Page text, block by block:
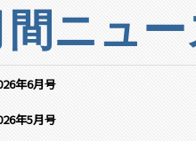
間ニュ
年6月号
年5月号